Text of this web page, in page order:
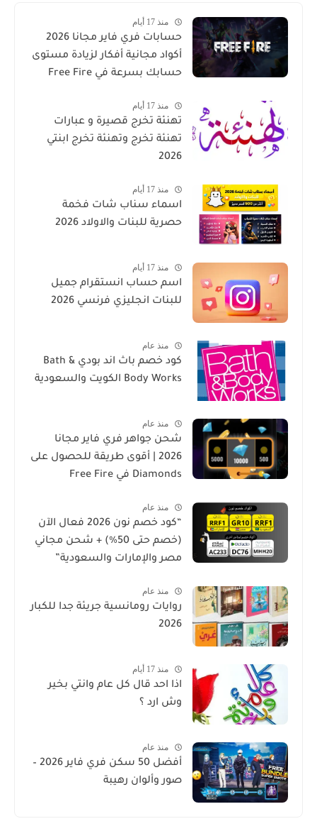
منذ 17 أيام
حسابات فري فاير مجانا 2026
أكواد مجانية أفكار لزيادة مستوى
حسابك بسرعة في Free Fire
منذ 17 أيام
تهنئة تخرج قصيرة و عبارات
تهنئة تخرج وتهنئة تخرج ابنتي
2026
منذ 17 أيام
اسماء سناب شات فخمة
حصرية للبنات والاولاد 2026
منذ 17 أيام
اسم حساب انستقرام جميل
للبنات انجليزي فرنسي 2026
منذ عام
كود خصم باث اند بودي Bath &
Body Works الكويت والسعودية
منذ عام
شحن جواهر فري فاير مجانا
2026 | أقوى طريقة للحصول على
Diamonds في Free Fire
منذ عام
“كود خصم نون 2026 فعال الآن
(خصم حتى 50%) + شحن مجاني
مصر والإمارات والسعودية”
منذ عام
روايات رومانسية جريئة جدا للكبار
2026
منذ 17 أيام
اذا احد قال كل عام وانتي بخير
وش ارد ؟
منذ عام
أفضل 50 سكن فري فاير 2026 –
صور وألوان رهيبة